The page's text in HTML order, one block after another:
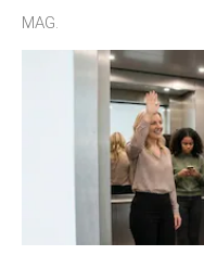
acelerado y no lo
MAG.